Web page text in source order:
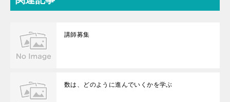
講師募集
数は、どのように進んでいくかを学ぶ